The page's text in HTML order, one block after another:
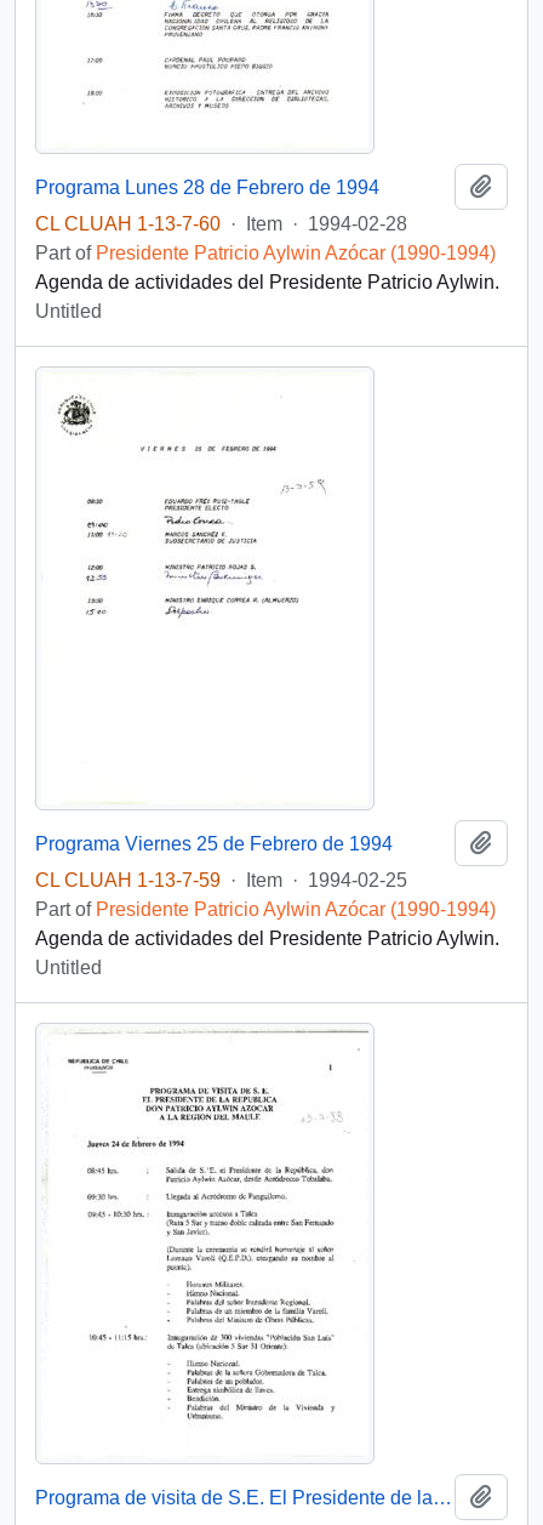
Programa Lunes 28 de Febrero de 1994
CL CLUAH 1-13-7-60 · Item · 1994-02-28
Part of Presidente Patricio Aylwin Azócar (1990-1994)
Agenda de actividades del Presidente Patricio Aylwin.
Untitled
Programa Viernes 25 de Febrero de 1994
CL CLUAH 1-13-7-59 · Item · 1994-02-25
Part of Presidente Patricio Aylwin Azócar (1990-1994)
Agenda de actividades del Presidente Patricio Aylwin.
Untitled
Programa de visita de S.E. El Presidente de la República Don Patricio Aylwin Azocar a la Región del Maule